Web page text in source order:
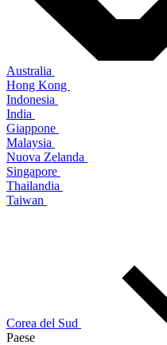
Australia
Hong Kong
Indonesia
India
Giappone
Malaysia
Nuova Zelanda
Singapore
Thailandia
Taiwan
Corea del Sud
Paese